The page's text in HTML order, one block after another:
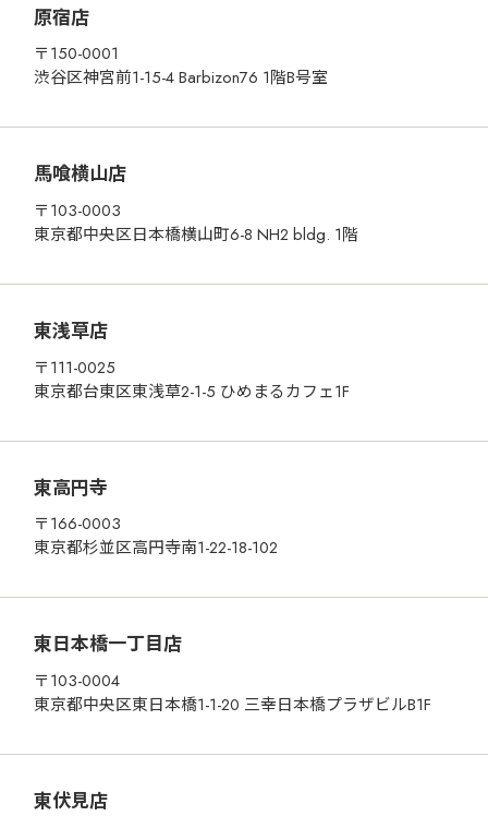
原宿店
〒150-0001
渋谷区神宮前1-15-4 Barbizon76 1階B号室
馬喰横山店
〒103-0003
東京都中央区日本橋横山町6-8 NH2 bldg. 1階
東浅草店
〒111-0025
東京都台東区東浅草2-1-5 ひめまるカフェ1F
東高円寺
〒166-0003
東京都杉並区高円寺南1-22-18-102
東日本橋一丁目店
〒103-0004
東京都中央区東日本橋1-1-20 三幸日本橋プラザビルB1F
東伏見店